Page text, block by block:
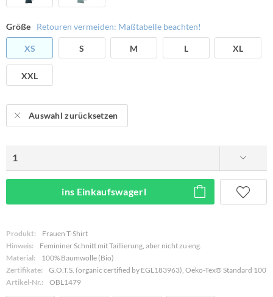
Größe Retouren vermeiden: Maßtabelle beachten!
XS S M L XL
XXL
Auswahl zurücksetzen
ins Einkaufswagerl
Produkt:
Frauen T-Shirt
Hinweis:
Femininer Schnitt mit Taillierung, aber nicht zu eng.
Material:
100% Baumwolle (Bio)
Zertifikate:
G.O.T.S. (organic certified by EGL183963), Oeko-Tex® Standard 100
Artikel-Nr.:
OBL1479